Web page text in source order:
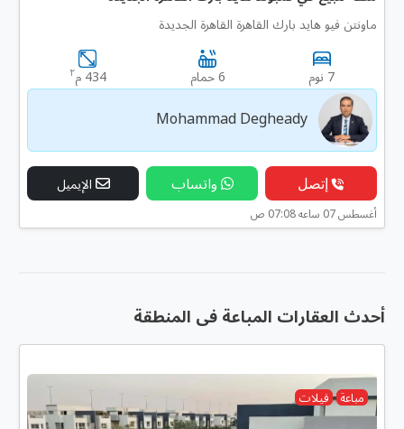
ماونتن فيو هايد بارك القاهرة القاهرة الجديدة
7 نوم 6 حمام 434 م ٢
Mohammad Degheady
إتصل واتساب الإيميل
أغسطس 07 ساعه 07:08 ص
أحدث العقارات المباعة فى المنطقة
مباعة فيلات